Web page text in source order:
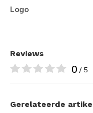
Logo
Reviews
0 / 5
Gerelateerde